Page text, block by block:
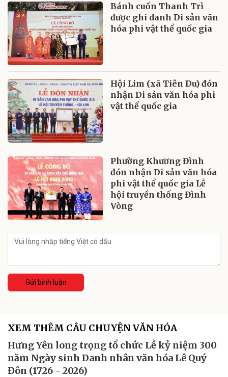
Bánh cuốn Thanh Trì
được ghi danh Di sản văn
hóa phi vật thể quốc gia
Hội Lim (xã Tiên Du) đón
nhận Di sản văn hóa phi
vật thể quốc gia
Phường Khương Đình
đón nhận Di sản văn hóa
phi vật thể quốc gia Lễ
hội truyền thống Đình
Vòng
Gửi bình luận
XEM THÊM CÂU CHUYỆN VĂN HÓA
Hưng Yên long trọng tổ chức Lễ kỷ niệm 300
năm Ngày sinh Danh nhân văn hóa Lê Quý
Đôn (1726 - 2026)